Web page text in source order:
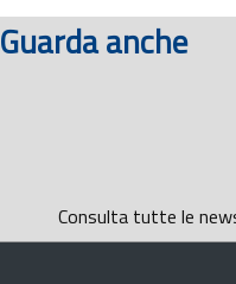
Guarda anche
Consulta tutte le